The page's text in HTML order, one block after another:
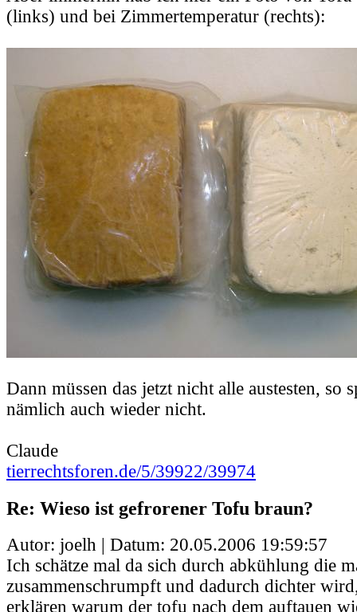
(links) und bei Zimmertemperatur (rechts):
Dann müssen das jetzt nicht alle austesten, so
nämlich auch wieder nicht.
Claude
tierrechtsforen.de/5/39922/39974
Re: Wieso ist gefrorener Tofu braun?
Autor: joelh | Datum: 20.05.2006 19:59:57
Ich schätze mal da sich durch abkühlung die
zusammenschrumpft und dadurch dichter
erklären warum der tofu nach dem auftauen